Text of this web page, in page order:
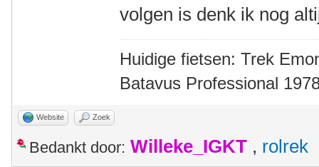
volgen is denk ik nog
Huidige fietsen: Trek
Batavus Professional
Website Zoek
Bedankt door: Willeke_IGKT , rolrek